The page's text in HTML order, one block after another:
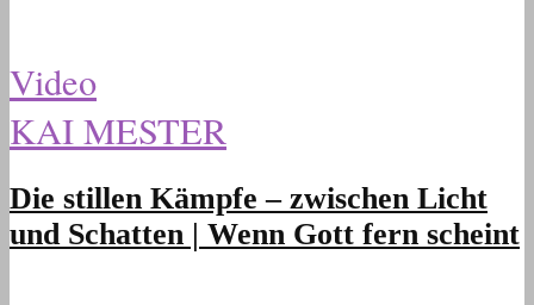
Video
KAI MESTER
Die stillen Kämpfe – zwischen Licht
und Schatten | Wenn Gott fern scheint